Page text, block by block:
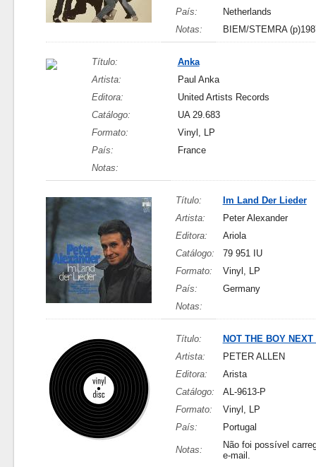
País:
Netherlands
Notas:
BIEM/STEMRA
Título:
Anka
Artista:
Paul Anka
Editora:
United Artists Records
Catálogo:
UA 29.683
Formato:
Vinyl, LP
País:
France
Notas:
Título:
Im Land Der Lieder
Artista:
Peter Alexander
Editora:
Ariola
Catálogo:
79 951 IU
Formato:
Vinyl, LP
País:
Germany
Notas:
Título:
NOT THE BOY NEXT
Artista:
PETER ALLEN
Editora:
Arista
Catálogo:
AL-9613-P
Formato:
Vinyl, LP
País:
Portugal
Notas:
Não foi possível
e-mail.